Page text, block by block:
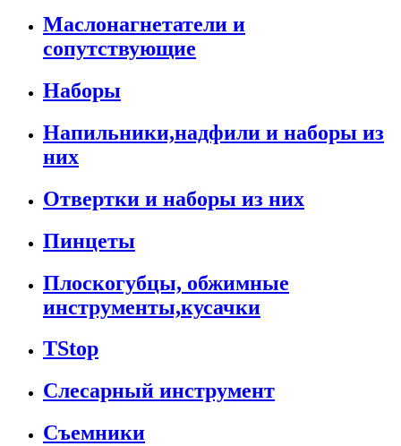
Маслонагнетатели и
сопутствующие
Наборы
Напильники,надфили и наборы из
них
Отвертки и наборы из них
Пинцеты
Плоскогубцы, обжимные
инструменты,кусачки
TStop
Слесарный инструмент
Съемники